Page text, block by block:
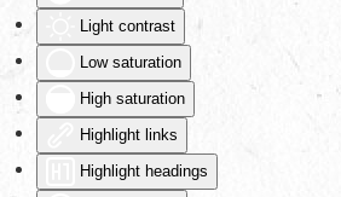
Light contrast
Low saturation
High saturation
Highlight links
Highlight headings